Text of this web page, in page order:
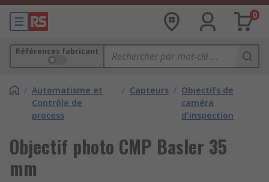
0
Références fabricant
/ Automatisme et
Contrôle de
process
/ Capteurs / Objectifs de
caméra
d'inspection
Objectif photo CMP Basler 35
mm